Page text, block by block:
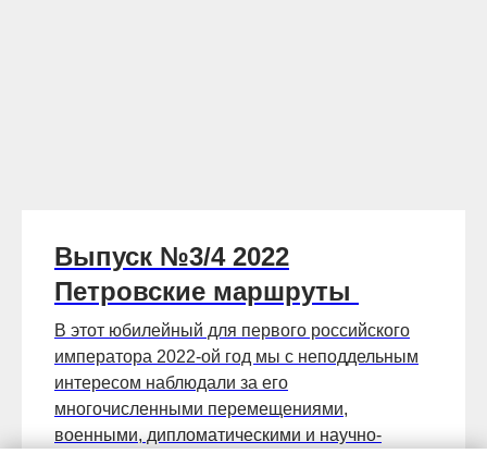
Выпуск №3/4 2022
Петровские маршруты
В этот юбилейный для первого российского
императора 2022-ой год мы с неподдельным
интересом наблюдали за его
многочисленными перемещениями,
военными, дипломатическими и научно-